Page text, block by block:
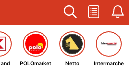
POLOmarket Netto Intermarche